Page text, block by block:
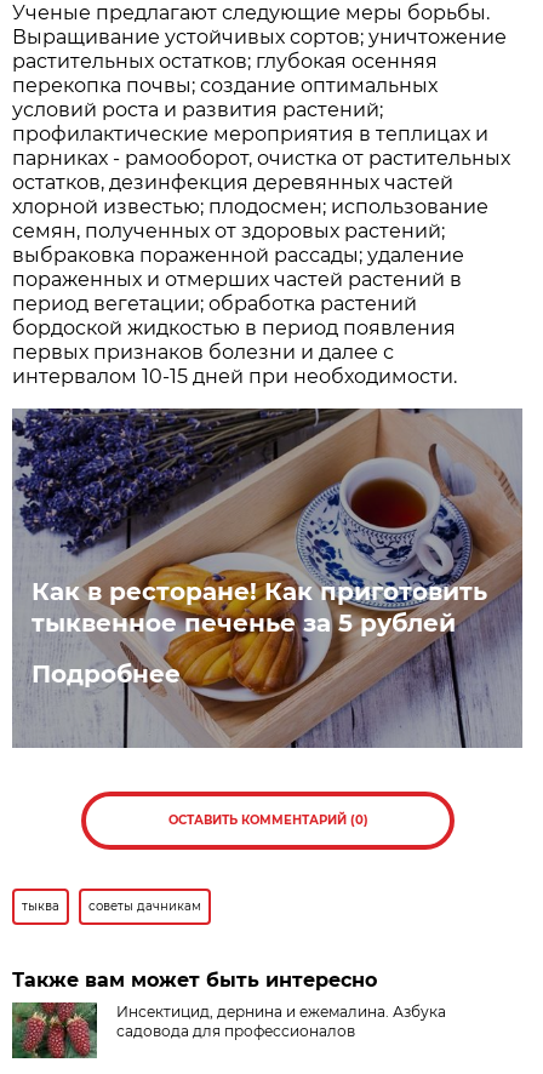
Ученые предлагают следующие меры борьбы.
Выращивание устойчивых сортов; уничтожение
растительных остатков; глубокая осенняя
перекопка почвы; создание оптимальных
условий роста и развития растений;
профилактические мероприятия в теплицах и
парниках - рамооборот, очистка от растительных
остатков, дезинфекция деревянных частей
хлорной известью; плодосмен; использование
семян, полученных от здоровых растений;
выбраковка пораженной рассады; удаление
пораженных и отмерших частей растений в
период вегетации; обработка растений
бордоской жидкостью в период появления
первых признаков болезни и далее с
интервалом 10-15 дней при необходимости.
Как в ресторане! Как приготовить
тыквенное печенье за 5 рублей
Подробнее
ОСТАВИТЬ КОММЕНТАРИЙ (0)
тыква советы дачникам
Также вам может быть интересно
Инсектицид, дернина и ежемалина. Азбука
садовода для профессионалов